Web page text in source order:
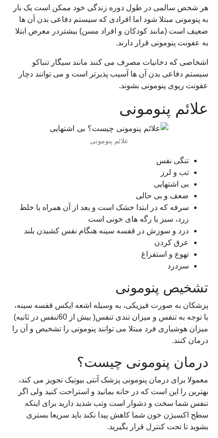
هر شخص سالمی در طول دوره زندگی خود ممکن است یک بار
به پنومونی مبتلا شود اما افرادی که سیستم دفاعی بدن آن ها
ضعیف است (مانند کودکان و افراد مسن) بیشتردر معرض ابتلا
به عفونت پنومونی قرار دارند.
اشخاصی که دخانیات مصرف می کنند مانند سیگار تنباکو
سیستم دفاعی بدن آن ها آسیب پذیرتر است و می توانند دچار
عفونت ریوی پنومونی بشوند.
علائم پنومونی
علائم پنومونی
تنگی نفس
تب و لرز
بی اشتهایی
ضعف و بی حالی
سرفه که در ابتدا خشک است و بعد از آن همراه با خلط
زرد، سبز یا رگه های خونی است
درد و سوزش در قفسه سینه هنگام نفس کشیدن بلند
عرق کردن
تهوع و استفراغ
سردرد
تشخیص پنومونی
پزشکان به صورت فیزیکی، به وسیله اشعه ایکس قفسه سینه،
با توجه به تنفس و میزان تندی تنفس( بیش از 60تنفس در ثانیه)
میزان هوشیاری فرد مبتلا می توانند پنومونی را تشخیص و آن را
درمان کنند.
درمان پنومونی چیست؟
معمولا برای درمان پنومونی پزشک آنتی بیوتیک تجویز می کند،
بهترین را این است که در خانه بمانید و استراحت کنید ولی اگر
تنفس شما سخت و دشوار است وتب شدید دارید برای اینکه
سطح اکسیژن خون شما کاهش پیدا نکند باید سریعا بستری
بشوید تا تحت کنترل قرار بگیرید.